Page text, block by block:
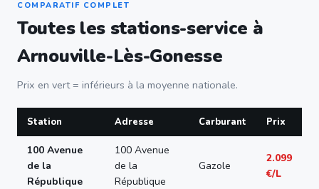
COMPARATIF COMPLET
Toutes les stations-service à
Arnouville-Lès-Gonesse
Prix en vert = inférieurs à la moyenne nationale.
Station Adresse Carburant Prix
100 Avenue
de la
République
100 Avenue
de la
République
Gazole
2.099
€/L